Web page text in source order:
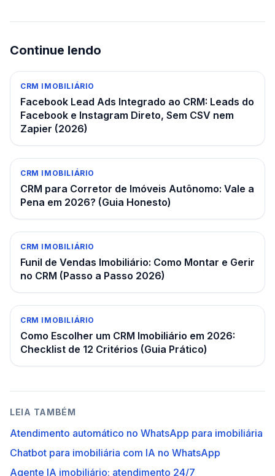
Continue lendo
CRM IMOBILIÁRIO
Facebook Lead Ads Integrado ao CRM: Leads do
Facebook e Instagram Direto, Sem CSV nem
Zapier (2026)
CRM IMOBILIÁRIO
CRM para Corretor de Imóveis Autônomo: Vale a
Pena em 2026? (Guia Honesto)
CRM IMOBILIÁRIO
Funil de Vendas Imobiliário: Como Montar e Gerir
no CRM (Passo a Passo 2026)
CRM IMOBILIÁRIO
Como Escolher um CRM Imobiliário em 2026:
Checklist de 12 Critérios (Guia Prático)
LEIA TAMBÉM
Atendimento automático no WhatsApp para imobiliária
Chatbot para imobiliária com IA no WhatsApp
Agente IA imobiliário: atendimento 24/7